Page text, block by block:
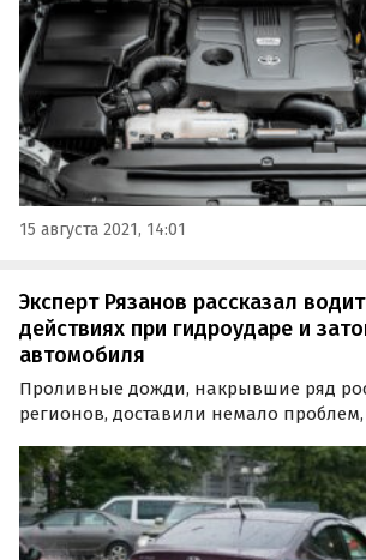
15 августа 2021, 14:01
Эксперт Рязанов рассказал
действиях при гидроударе и
автомобиля
Проливные дожди, накрывшие ряд
регионов, доставили немало
эксперта Максима Рязанова,
неприятности могут ждать
предпринять…